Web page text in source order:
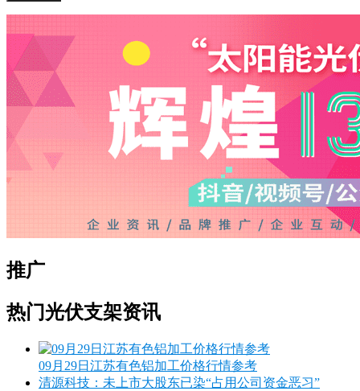
推广
热门光伏支架资讯
09月29日江苏有色铝加工价格行情参考
清源科技：未上市大股东已染“占用公司资金恶习”